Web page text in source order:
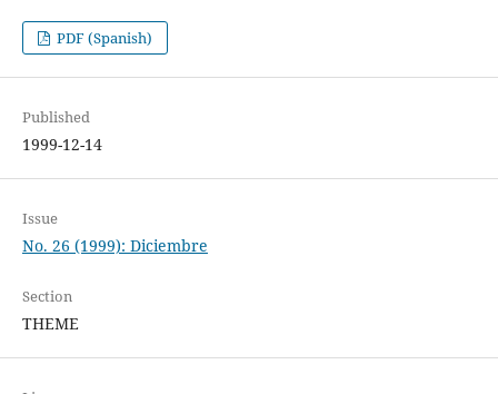
PDF (Spanish)
Published
1999-12-14
Issue
No. 26 (1999): Diciembre
Section
THEME